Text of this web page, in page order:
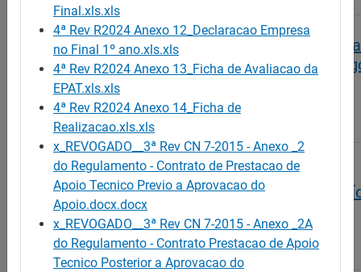
Programa de Apoio ao Empreendedorismo e
do Próprio Emprego - Criação do Próprio
(Formulários para preenchimento)
PUB/TEMP/145/2015/SC
Programa de Estímulo à Oferta de Emprego -
Formulário de Candidatura a ILE (Fechado o
candidaturas)
PUB/TEMP/148/2015/SC
Final.xls.xls
4ª Rev R2024 Anexo 12_Declaracao Empresa
no Final 1º ano.xls.xls
4ª Rev R2024 Anexo 13_Ficha de Avaliacao da
EPAT.xls.xls
4ª Rev R2024 Anexo 14_Ficha de
Realizacao.xls.xls
x_REVOGADO__3ª Rev CN 7-2015 - Anexo _2
do Regulamento - Contrato de Prestacao de
Apoio Tecnico Previo a Aprovacao do
Apoio.docx.docx
x_REVOGADO__3ª Rev CN 7-2015 - Anexo _2A
do Regulamento - Contrato Prestacao de Apoio
Tecnico Posterior a Aprovacao do